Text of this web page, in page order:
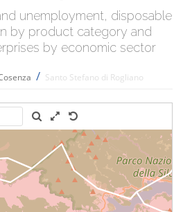
unemployment, disposable
by product category and
by economic sector
/ Santo Stefano di Rogliano